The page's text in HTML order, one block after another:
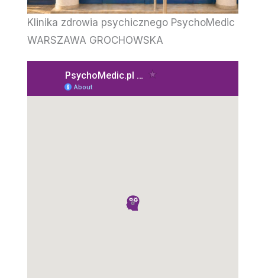
Klinika zdrowia psychicznego PsychoMedic
WARSZAWA GROCHOWSKA